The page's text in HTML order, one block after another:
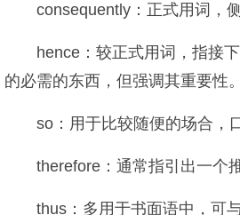
consequently：正式用词，
hence：较正式用词，指接
的必需的东西，但强调其重要性。
so：用于比较随便的场合，
therefore：通常指引出一个
thus：多用于书面语中，可